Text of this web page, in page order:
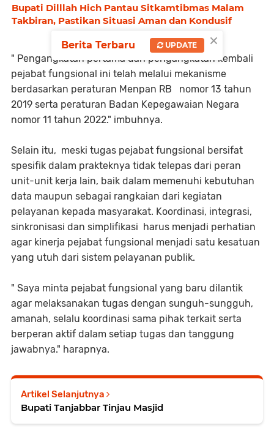
Bupati Dilllah Hich Pantau Sitkamtibmas Malam
Takbiran, Pastikan Situasi Aman dan Kondusif
" Pengangkatan pertama dan pengangkatan kembali
pejabat fungsional ini telah melalui mekanisme
berdasarkan peraturan Menpan RB nomor 13 tahun
2019 serta peraturan Badan Kepegawaian Negara
nomor 11 tahun 2022." imbuhnya.
Selain itu, meski tugas pejabat fungsional bersifat
spesifik dalam prakteknya tidak telepas dari peran
unit-unit kerja lain, baik dalam memenuhi kebutuhan
data maupun sebagai rangkaian dari kegiatan
pelayanan kepada masyarakat. Koordinasi, integrasi,
sinkronisasi dan simplifikasi harus menjadi perhatian
agar kinerja pejabat fungsional menjadi satu kesatuan
yang utuh dari sistem pelayanan publik.
" Saya minta pejabat fungsional yang baru dilantik
agar melaksanakan tugas dengan sunguh-sungguh,
amanah, selalu koordinasi sama pihak terkait serta
berperan aktif dalam setiap tugas dan tanggung
jawabnya." harapnya.
Artikel Selanjutnya
Bupati Tanjabbar Tinjau Masjid
×
Berita Terbaru UPDATE